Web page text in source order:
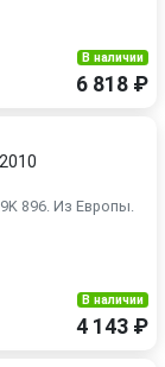
В наличии
6 818 ₽
896. Из Европы.
В наличии
4 143 ₽